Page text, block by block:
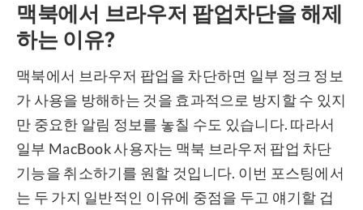
맥북에서 브라우저 팝업차단을 해제
하는 이유?
맥북에서 브라우저 팝업을 차단하면 일부 정크 정보
가 사용을 방해하는 것을 효과적으로 방지할 수 있지
만 중요한 알림 정보를 놓칠 수도 있습니다. 따라서
일부 MacBook 사용자는 맥북 브라우저 팝업 차단
기능을 취소하기를 원할 것입니다. 이번 포스팅에서
는 두 가지 일반적인 이유에 중점을 두고 얘기할 겁